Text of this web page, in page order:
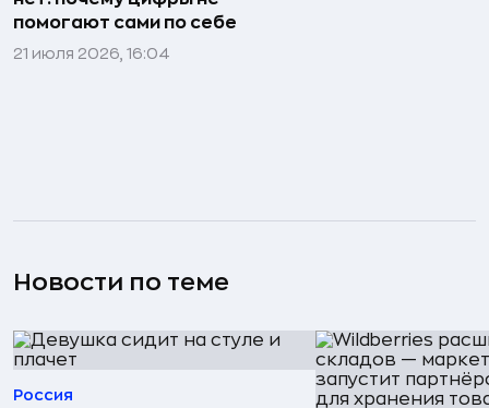
помогают сами по себе
21 июля 2026, 16:04
Новости по теме
Россия